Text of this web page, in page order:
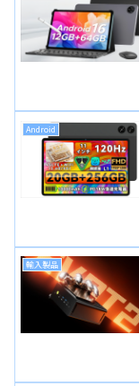
Android
輸入製品